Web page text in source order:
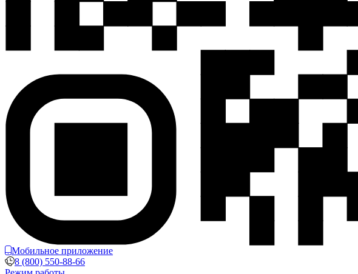
Мобильное приложение
8 (800) 550-88-66